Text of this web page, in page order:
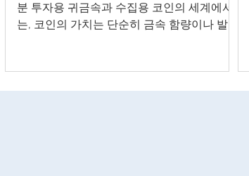
분 투자용 귀금속과 수집용 코인의 세계에서
는, 코인의 가치는 단순히 금속 함량이나 발행
치며 , 단기적으로도, 장기적으로도 시장을 움
직이는 중요한 요인이 됩니다. 고대 전쟁부터